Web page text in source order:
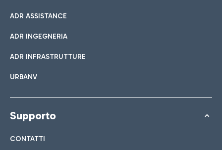
ADR ASSISTANCE
ADR INGEGNERIA
ADR INFRASTRUTTURE
URBANV
Supporto
CONTATTI